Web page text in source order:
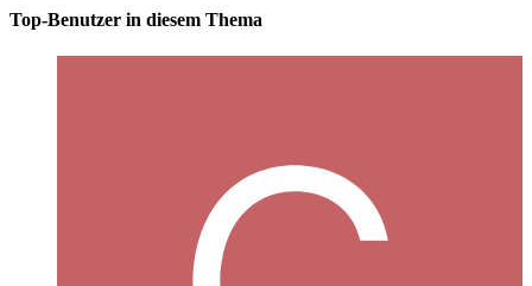
Top-Benutzer in diesem Thema